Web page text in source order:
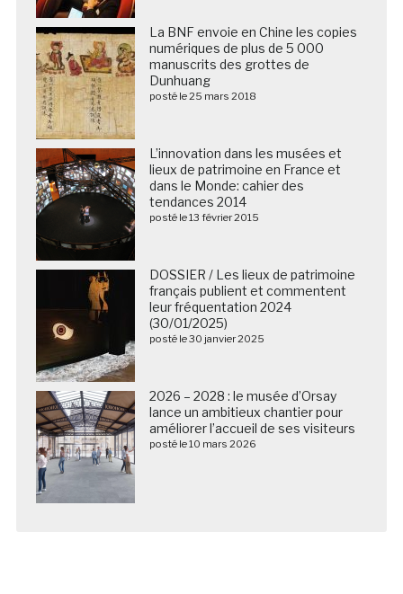
La BNF envoie en Chine les copies
numériques de plus de 5 000
manuscrits des grottes de
Dunhuang
posté le 25 mars 2018
L’innovation dans les musées et
lieux de patrimoine en France et
dans le Monde: cahier des
tendances 2014
posté le 13 février 2015
DOSSIER / Les lieux de patrimoine
français publient et commentent
leur fréquentation 2024
(30/01/2025)
posté le 30 janvier 2025
2026 – 2028 : le musée d’Orsay
lance un ambitieux chantier pour
améliorer l’accueil de ses visiteurs
posté le 10 mars 2026